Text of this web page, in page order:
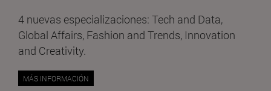
4 nuevas especializaciones: Tech and Data,
Global Affairs, Fashion and Trends, Innovation
and Creativity.
MÁS INFORMACIÓN